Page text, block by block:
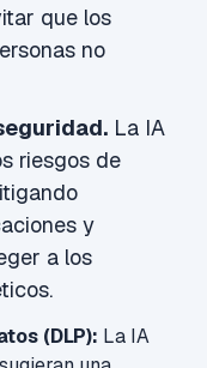
que los
no
La IA
riesgos de
y
a los
(DLP): La IA